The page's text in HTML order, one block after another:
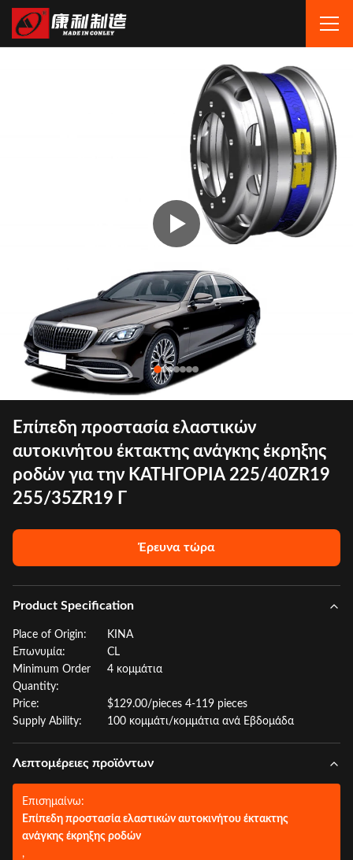
Επίπεδη προστασία ελαστικών
αυτοκινήτου έκτακτης ανάγκης έκρηξης
ροδών για την ΚΑΤΗΓΟΡΊΑ 225/40ZR19
255/35ZR19 Γ
Έρευνα τώρα
Product Specification
Place of Origin:
ΚΙΝΑ
Επωνυμία:
CL
Minimum Order
Quantity:
4 κομμάτια
Price:
$129.00/pieces 4-119 pieces
Supply Ability:
100 κομμάτι/κομμάτια ανά Εβδομάδα
Λεπτομέρειες προϊόντων
Επισημαίνω:
Επίπεδη προστασία ελαστικών αυτοκινήτου έκτακτης
ανάγκης έκρηξης ροδών
,